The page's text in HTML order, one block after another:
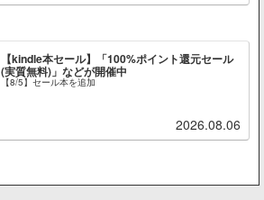
【kindle本セール】「100%ポイント還元セール
(実質無料)」などが開催中
【8/5】セール本を追加
2026.08.06